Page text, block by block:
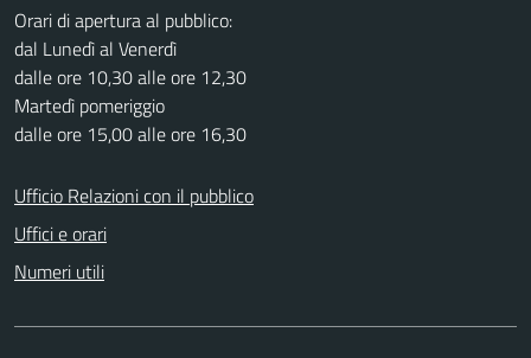
Orari di apertura al pubblico:
dal Lunedì al Venerdì
dalle ore 10,30 alle ore 12,30
Martedì pomeriggio
dalle ore 15,00 alle ore 16,30
Ufficio Relazioni con il pubblico
Uffici e orari
Numeri utili